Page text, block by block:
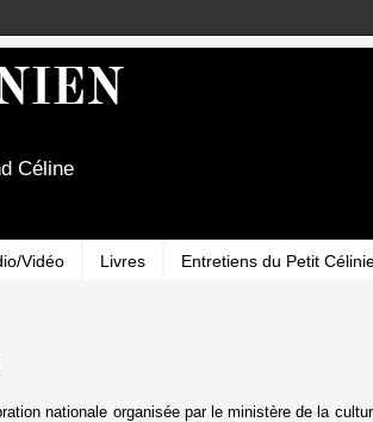
Céline
Vidéo Livres Entretiens du Petit
nationale organisée par le ministère de la